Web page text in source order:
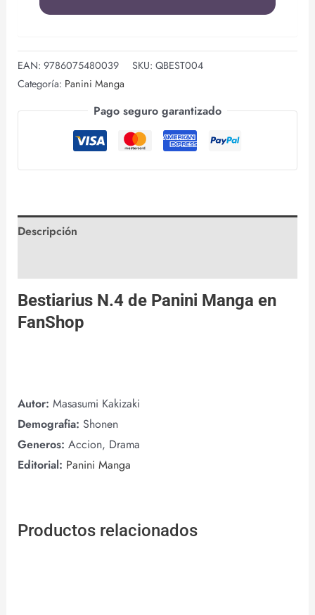
EAN: 9786075480039 SKU: QBEST004
Categoría: Panini Manga
Pago seguro garantizado
Descripción
Bestiarius N.4 de Panini Manga en
FanShop
Autor: Masasumi Kakizaki
Demografia: Shonen
Generos: Accion, Drama
Editorial: Panini Manga
Productos relacionados